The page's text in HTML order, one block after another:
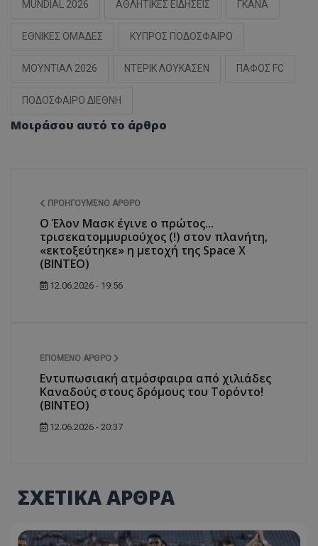
MUNDIAL 2026 ΑΘΛΗΤΙΚΕΣ ΕΙΔΗΣΕΙΣ ΓΚΑΝΑ
ΕΘΝΙΚΕΣ ΟΜΑΔΕΣ ΚΥΠΡΟΣ ΠΟΔΟΣΦΑΙΡΟ
ΜΟΥΝΤΙΑΛ 2026 ΝΤΕΡΙΚ ΛΟΥΚΑΣΕΝ ΠΑΦΟΣ FC
ΠΟΔΟΣΦΑΙΡΟ ΔΙΕΘΝΗ
Μοιράσου αυτό το άρθρο
ΠΡΟΗΓΟΎΜΕΝΟ ΆΡΘΡΟ
Ο Έλον Μασκ έγινε ο πρώτος...
τρισεκατομμυριούχος (!) στον πλανήτη,
«εκτοξεύτηκε» η μετοχή της Space X
(ΒΙΝΤΕΟ)
12.06.2026 - 19:56
ΕΠΌΜΕΝΟ ΆΡΘΡΟ
Εντυπωσιακή ατμόσφαιρα από χιλιάδες
Καναδούς στους δρόμους του Τορόντο!
(ΒΙΝΤΕΟ)
12.06.2026 - 20:37
ΣΧΕΤΙΚΑ ΑΡΘΡΑ